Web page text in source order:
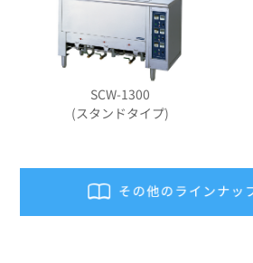
SCW-1300
(スタンドタイプ)